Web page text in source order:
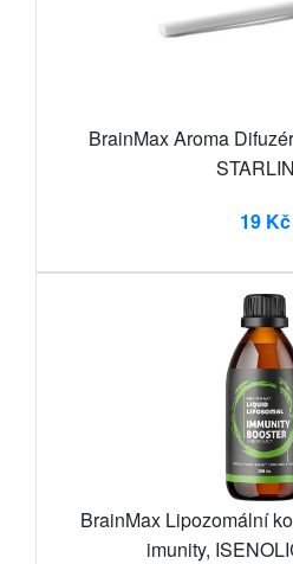
BrainMax Aroma
19 Kč
BrainMax Lipozomální
imunity,